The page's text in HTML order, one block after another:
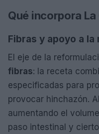
Qué incorpora
Fibras y apoyo a
El eje de la
fibras: la receta
especificadas para
provocar hinchazón.
aumentando el
paso intestinal y